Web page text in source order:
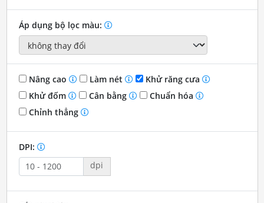
Áp dụng bộ lọc màu:
Nâng cao Làm nét
Khử răng cưa
Khử đốm
Cân bằng
Chuẩn hóa
Chỉnh thẳng
DPI:
dpi